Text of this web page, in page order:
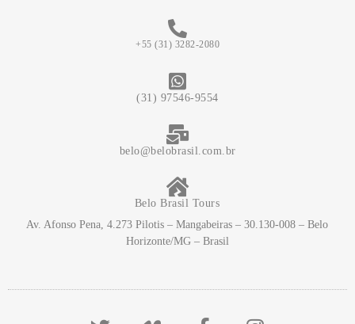
+55 (31) 3282-2080
(31) 97546-9554
belo@belobrasil.com.br
Belo Brasil Tours
Av. Afonso Pena, 4.273 Pilotis – Mangabeiras – 30.130-008 – Belo
Horizonte/MG – Brasil